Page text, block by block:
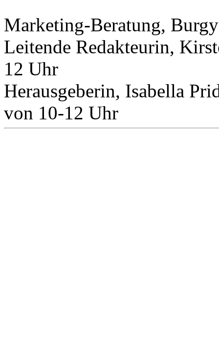
Marketing-Beratung,
Leitende Redakteurin,
12 Uhr
Herausgeberin, Isabella
von 10-12 Uhr